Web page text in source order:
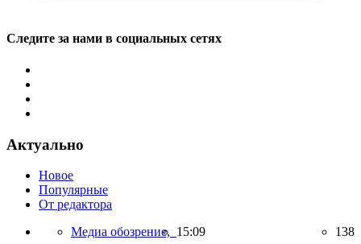
Следите за нами в социальных сетях
Актуально
Новое
Популярные
От редактора
Медиа обозрение, 15:09 138